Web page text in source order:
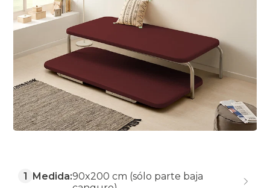
1 Medida:90x200 cm (sólo parte baja